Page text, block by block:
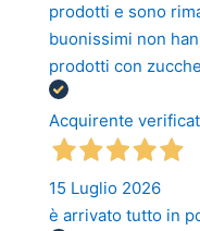
prodotti e sono
buonissimi non
prodotti con
Acquirente
15 Luglio 2026
è arrivato tutto in